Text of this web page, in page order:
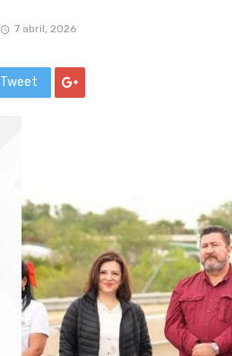
7 abril, 2026
Tweet